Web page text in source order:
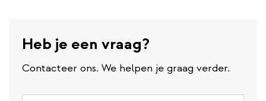
Heb je een vraag?
Contacteer ons. We helpen je graag verder.